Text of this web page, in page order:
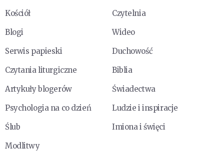
Kościół
Czytelnia
Blogi
Wideo
Serwis papieski
Duchowość
Czytania liturgiczne
Biblia
Artykuły blogerów
Świadectwa
Psychologia na co dzień
Ludzie i inspiracje
Ślub
Imiona i święci
Modlitwy